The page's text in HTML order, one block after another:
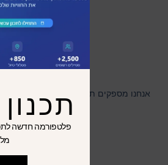
אנחנו מספקים תבניות ושירותי אקסל
בישראל
פלטפורמה חדשה